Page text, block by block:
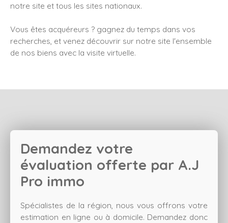
notre site et tous les sites nationaux.
Vous êtes acquéreurs ? gagnez du temps dans vos
recherches, et venez découvrir sur notre site l'ensemble
de nos biens avec la visite virtuelle.
Demandez votre
évaluation offerte par A.J
Pro immo
Spécialistes de la région, nous vous offrons votre
estimation en ligne ou à domicile. Demandez donc